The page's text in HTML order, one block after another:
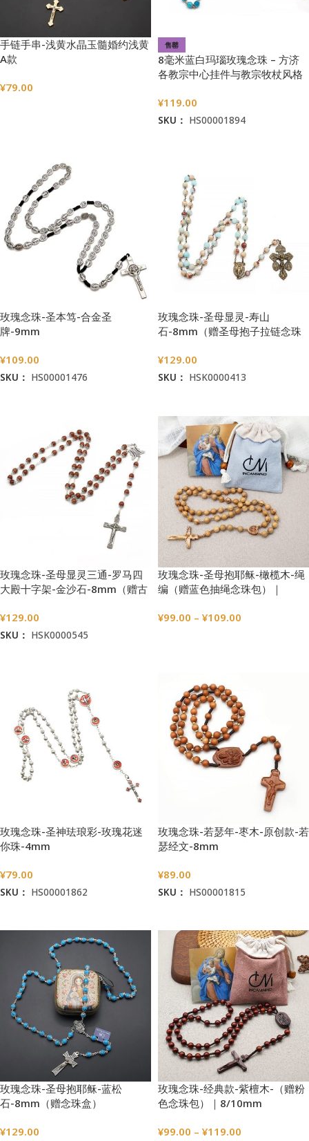
手链手串-浅黄水晶玉髓婚约浅黄
A款
¥79.00
售罄
8毫米蓝白玛瑙玫瑰念珠 – 方济
各教宗中心挂件与教宗牧杖风格
¥119.00
SKU： HS00001894
玫瑰念珠-圣本笃-合金圣
牌-9mm
¥109.00
SKU： HS00001476
玫瑰念珠-圣母显灵-寿山
石-8mm（赠圣母抱子拉链念珠
¥129.00
SKU： HSK0000413
玫瑰念珠-圣母显灵三通-罗马四
大殿十字架-金沙石-8mm（赠古
¥129.00
SKU： HSK0000545
玫瑰念珠-圣母抱耶稣-橄榄木-绳
编（赠蓝色抽绳念珠包）｜
¥99.00 – ¥109.00
玫瑰念珠-圣神珐琅彩-玫瑰花迷
你珠-4mm
¥79.00
SKU： HS00001862
玫瑰念珠-若瑟年-枣木-原创款-若
瑟经文-8mm
¥89.00
SKU： HS00001815
玫瑰念珠-圣母抱耶稣-蓝松
石-8mm（赠念珠盒）
¥129.00
玫瑰念珠-经典款-紫檀木-（赠粉
色念珠包）｜8/10mm
¥99.00 – ¥119.00